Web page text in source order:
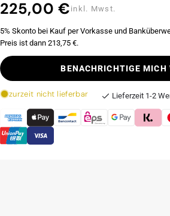
Normaler
225,00 € inkl. Mwst.
5% Skonto bei Kauf per Vorkasse und
Preis ist dann 213,75 €.
BENACHRICHTIGE MICH
zurzeit nicht lieferbar Lieferzeit 1-2